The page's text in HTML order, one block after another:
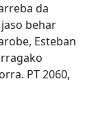
da
behar
Esteban
PT 2060,